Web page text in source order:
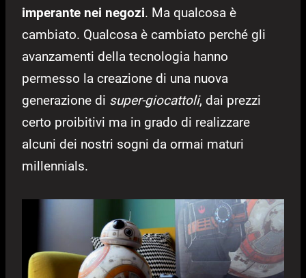
imperante nei negozi. Ma qualcosa è
cambiato. Qualcosa è cambiato perché gli
avanzamenti della tecnologia hanno
permesso la creazione di una nuova
generazione di super-giocattoli, dai prezzi
certo proibitivi ma in grado di realizzare
alcuni dei nostri sogni da ormai maturi
millennials.